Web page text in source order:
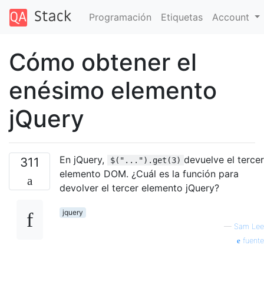
Programación Etiquetas Account
Cómo obtener el
enésimo elemento
jQuery
311 En jQuery, $("...").get(3) devuelve el tercer
elemento DOM. ¿Cuál es la función para
devolver el tercer elemento jQuery?
jquery
— Sam Lee
fuente